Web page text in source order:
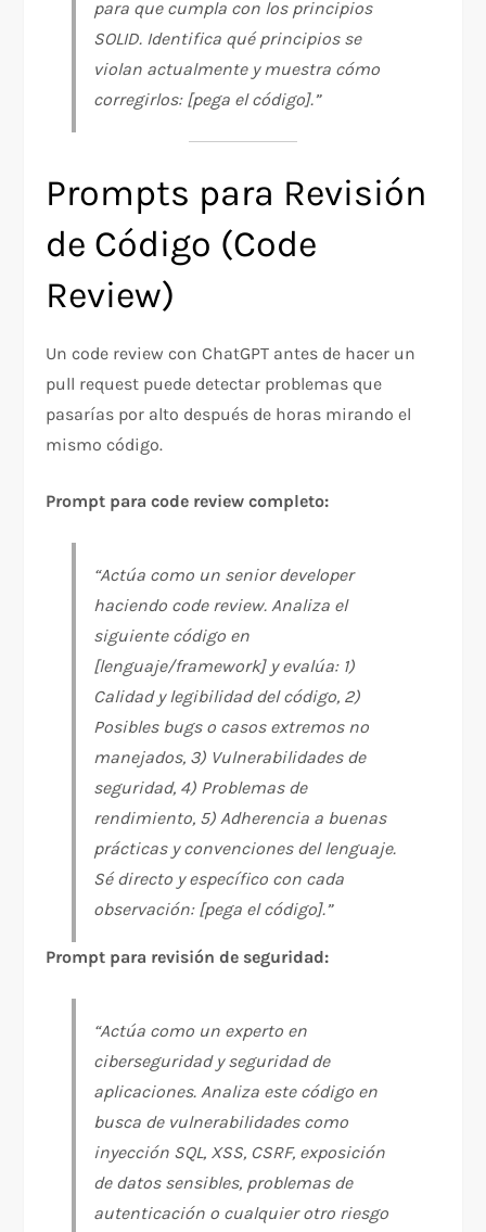
para que cumpla con los principios
SOLID. Identifica qué principios se
violan actualmente y muestra cómo
corregirlos: [pega el código].”
Prompts para Revisión
de Código (Code
Review)
Un code review con ChatGPT antes de hacer un
pull request puede detectar problemas que
pasarías por alto después de horas mirando el
mismo código.
Prompt para code review completo:
“Actúa como un senior developer
haciendo code review. Analiza el
siguiente código en
[lenguaje/framework] y evalúa: 1)
Calidad y legibilidad del código, 2)
Posibles bugs o casos extremos no
manejados, 3) Vulnerabilidades de
seguridad, 4) Problemas de
rendimiento, 5) Adherencia a buenas
prácticas y convenciones del lenguaje.
Sé directo y específico con cada
observación: [pega el código].”
Prompt para revisión de seguridad:
“Actúa como un experto en
ciberseguridad y seguridad de
aplicaciones. Analiza este código en
busca de vulnerabilidades como
inyección SQL, XSS, CSRF, exposición
de datos sensibles, problemas de
autenticación o cualquier otro riesgo